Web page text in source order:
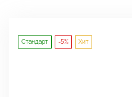
Стандарт -5% Хит